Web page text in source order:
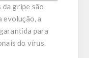
da gripe são
evolução, a
para
do vírus.